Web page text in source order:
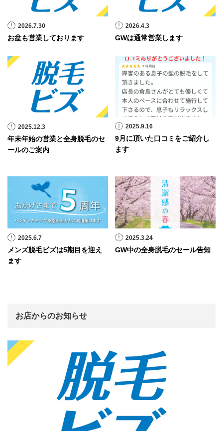
2026.7.30
お盆も営業しております
2026.4.3
GWは通常営業します
2025.12.3
年末年始の営業と全身脱毛のセ
ールのご案内
2025.9.16
9月に頂いた口コミをご紹介し
ます
2025.6.7
メンズ脱毛ビズは5期目を迎え
ます
2025.3.24
GW中の全身脱毛のセール告知
お店からのお知らせ